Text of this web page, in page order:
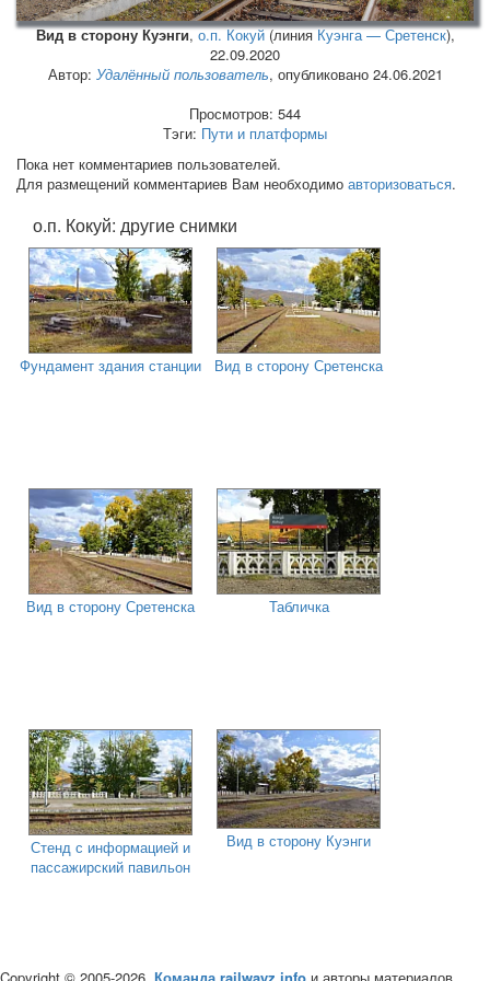
Вид в сторону Куэнги,о.п. Кокуй (линияКуэнга — Сретенск),
22.09.2020
Автор: Удалённый пользователь, опубликовано 24.06.2021
Просмотров: 544
Тэги: Пути и платформы
Пока нет комментариев пользователей.
Для размещений комментариев Вам необходимо авторизоваться.
о.п. Кокуй: другие снимки
Фундамент здания станции Вид в сторону Сретенска
Вид в сторону Сретенска Табличка
Стенд с информацией и
пассажирский павильон
Вид в сторону Куэнги